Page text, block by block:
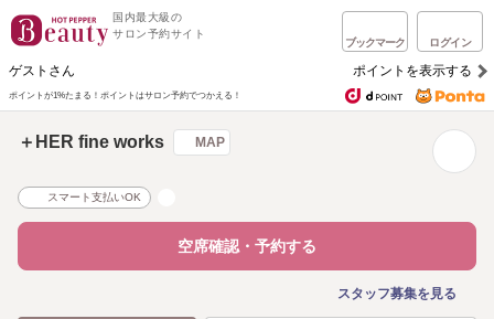
国内最大級の
サロン予約サイト
ブックマーク ログイン
ゲストさん ポイントを表示する
ポイントが1%たまる！ ポイントはサロン予約でつかえる！
＋HER fine works MAP
スマート支払いOK
空席確認・予約する
スタッフ募集を見る